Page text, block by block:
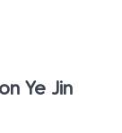
Ye Jin